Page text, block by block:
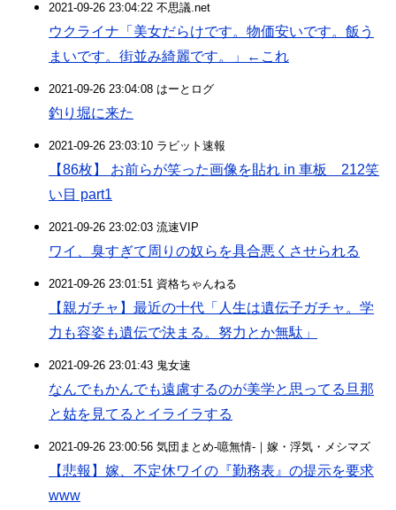
2021-09-26 23:04:22 不思議.net
ウクライナ「美女だらけです。物価安いです。飯う
まいです。街並み綺麗です。」←これ
2021-09-26 23:04:08 はーとログ
釣り堀に来た
2021-09-26 23:03:10 ラビット速報
【86枚】 お前らが笑った画像を貼れ in 車板 212笑
い目 part1
2021-09-26 23:02:03 流速VIP
ワイ、臭すぎて周りの奴らを具合悪くさせられる
2021-09-26 23:01:51 資格ちゃんねる
【親ガチャ】最近の十代「人生は遺伝子ガチャ。学
力も容姿も遺伝で決まる。努力とか無駄」
2021-09-26 23:01:43 鬼女速
なんでもかんでも遠慮するのが美学と思ってる旦那
と姑を見てるとイライラする
2021-09-26 23:00:56 気団まとめ-噫無情-｜嫁・浮気・メシマズ
【悲報】嫁、不定休ワイの『勤務表』の提示を要求
www